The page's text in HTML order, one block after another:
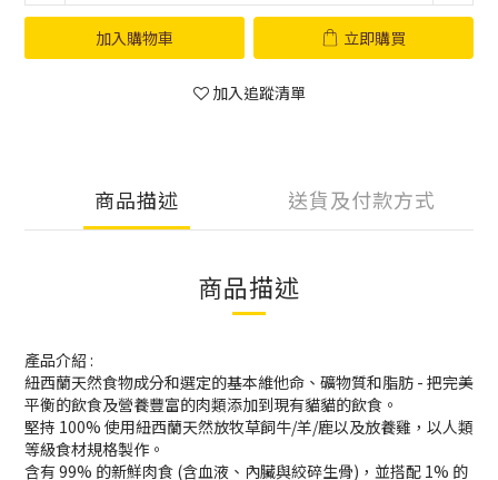
加入購物車 立即購買
加入追蹤清單
商品描述 送貨及付款方式
商品描述
產品介紹 :
紐西蘭天然食物成分和選定的基本維他命、礦物質和脂肪 - 把完美
平衡的飲食及營養豐富的肉類添加到現有貓貓的飲食。
堅持 100% 使用紐西蘭天然放牧草飼牛/羊/鹿以及放養雞，以人類
等級食材規格製作。
含有 99% 的新鮮肉食 (含血液、內臟與絞碎生骨)，並搭配 1% 的